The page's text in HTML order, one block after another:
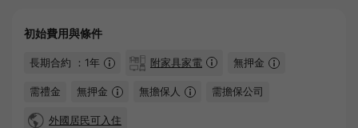
初始費用與條件
長期合約 ：1年 附家具家電 無押金
需禮金 無押金 無擔保人 需擔保公司
外國居民可入住